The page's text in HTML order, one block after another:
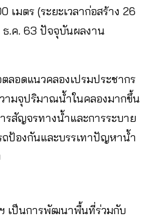
เมตร (ระยะเวลาก่อสร้าง 26
.ค. 63 ปัจจุบันผลงาน
ลอดแนวคลองเปรมประชากร
ามจุปริมาณน้ำในคลองมากขึ้น
รสัญจรทางน้ำและการระบาย
ป้องกันและบรรเทาปัญหาน้ำ
เป็นการพัฒนาพื้นที่ร่วมกับ